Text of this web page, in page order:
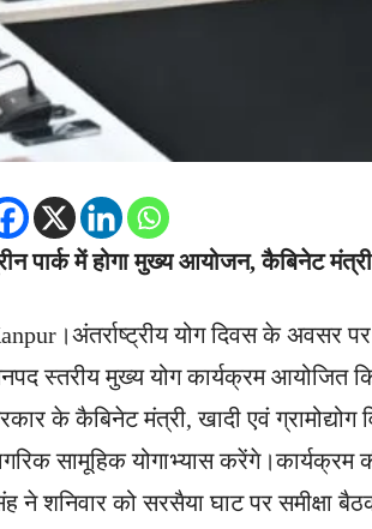
पार्क में होगा मुख्य आयोजन, कैबिनेट
योग दिवस के अवसर
स्तरीय मुख्य योग कार्यक्रम आयोजित
के कैबिनेट मंत्री, खादी एवं
सामूहिक योगाभ्यास करेंगे।कार्यक्रम
ने शनिवार को सरसैया घाट पर समीक्षा